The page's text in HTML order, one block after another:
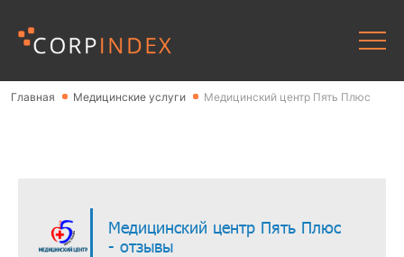
Главная Медицинские услуги Медицинский центр Пять Плюс
Медицинский центр Пять Плюс
- отзывы